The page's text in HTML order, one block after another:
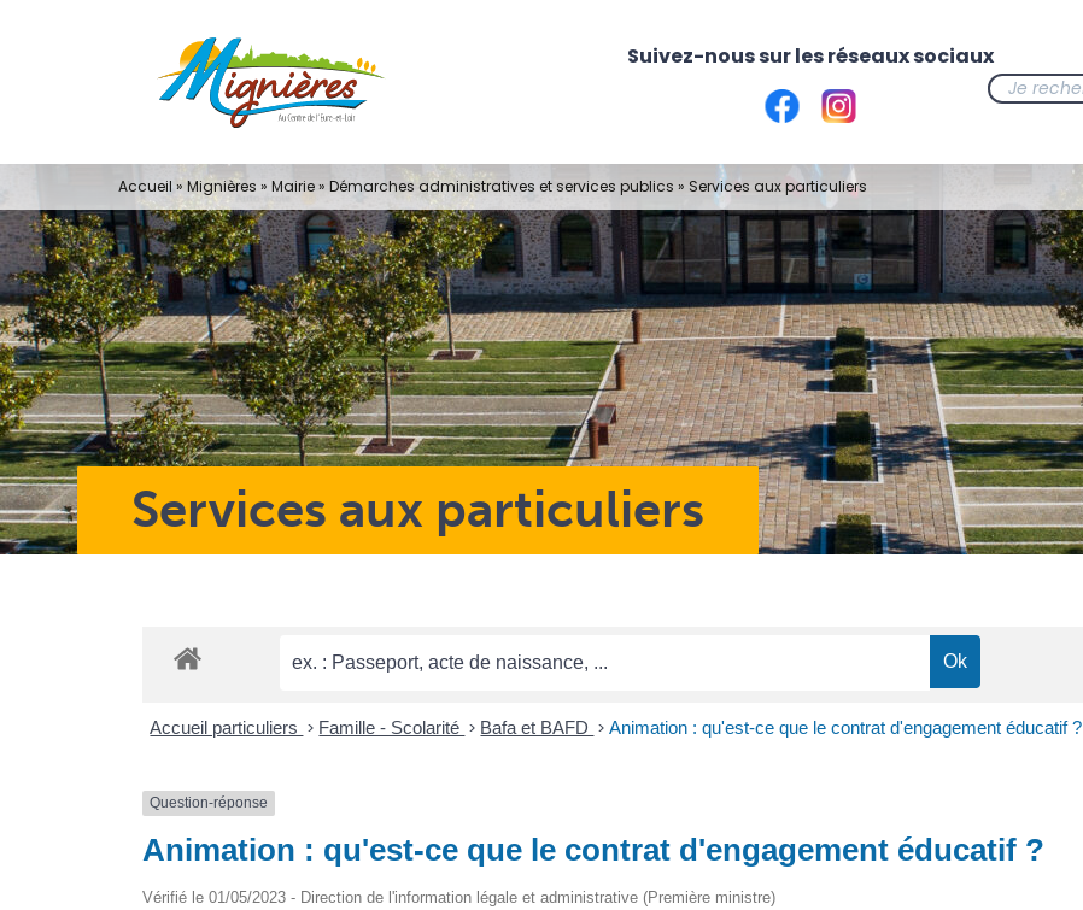
Services aux particuliers
Accueil » Mignières » Mairie» Démarches administratives et services publics » Services aux particuliers
Accueil particuliers > Famille - Scolarité > Bafa et BAFD > Animation : qu'est-ce que le contrat d'engagement éducatif ?
Question-réponse
Animation : qu'est-ce que le contrat d'engagement éducatif ?
Vérifié le 01/05/2023 - Direction de l'information légale et administrative (Première ministre)